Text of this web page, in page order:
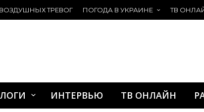
ТРЕВОГ ПОГОДА В УКРАИНЕ ТВ
ИНТЕРВЬЮ ТВ ОНЛАЙН